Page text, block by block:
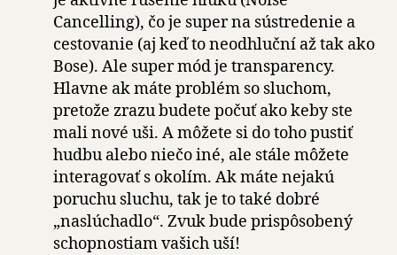
Cancelling), čo je super na sústredenie a
cestovanie (aj keď to neodhluční až tak ako
Bose). Ale super mód je transparency.
Hlavne ak máte problém so sluchom,
pretože zrazu budete počuť ako keby ste
mali nové uši. A môžete si do toho pustiť
hudbu alebo niečo iné, ale stále môžete
interagovať s okolím. Ak máte nejakú
poruchu sluchu, tak je to také dobré
„naslúchadlo“. Zvuk bude prispôsobený
schopnostiam vašich uší!